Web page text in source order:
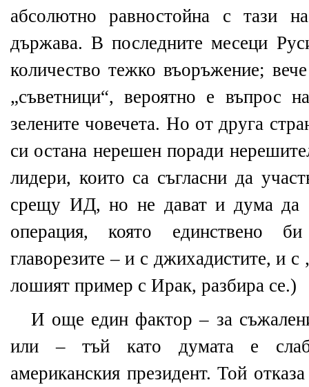
абсолютно равностойна с тази
държава. В последните месеци
количество тежко въоръжение;
„съветници“, вероятно е въпрос
зелените човечета. Но от друга
си остана нерешен поради
лидери, които са съгласни да
срещу ИД, но не дават и дума да
операция, която единствено
главорезите – и с джихадистите, и
лошият пример с Ирак, разбира се.)
И още един фактор – за
или – тъй като думата е
американския президент. Той